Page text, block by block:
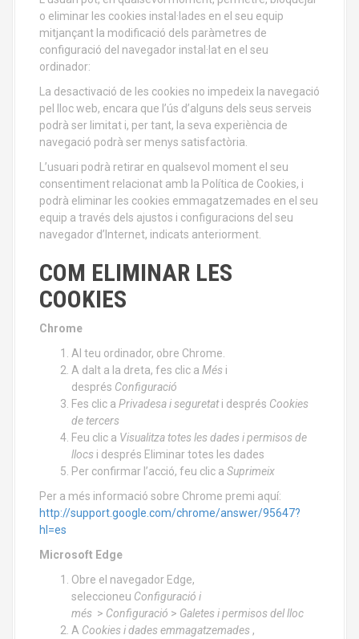
o eliminar les cookies instal·lades en el seu equip
mitjançant la modificació dels paràmetres de
configuració del navegador instal·lat en el seu
ordinador:
La desactivació de les cookies no impedeix la navegació
pel lloc web, encara que l’ús d’alguns dels seus serveis
podrà ser limitat i, per tant, la seva experiència de
navegació podrà ser menys satisfactòria.
L’usuari podrà retirar en qualsevol moment el seu
consentiment relacionat amb la Política de Cookies, i
podrà eliminar les cookies emmagatzemades en el seu
equip a través dels ajustos i configuracions del seu
navegador d’Internet, indicats anteriorment.
COM ELIMINAR LES
COOKIES
Chrome
Al teu ordinador, obre Chrome.
A dalt a la dreta, fes clic a Més i
després Configuració
Fes clic a Privadesa i seguretati després Cookies
de tercers
Feu clic a Visualitza totes les dades i permisos de
llocs i després Eliminar totes les dades
Per confirmar l’acció, feu clic a Suprimeix
Per a més informació sobre Chrome premi aquí:
http://support.google.com/chrome/answer/95647?
hl=es
Microsoft Edge
Obre el navegador Edge,
seleccioneu Configuració i
més > Configuració > Galetes i permisos del lloc
A Cookies i dades emmagatzemades ,